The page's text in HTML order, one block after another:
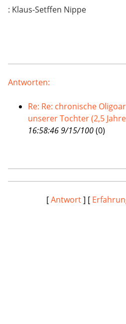
: Klaus-Setffen Nippe
Antworten:
Re: Re: chronische
unserer Tochter (2,5
16:58:46 9/15/100(0)
[Antwort] [